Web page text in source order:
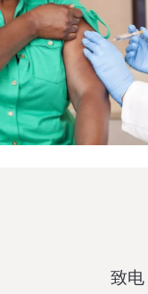
致电